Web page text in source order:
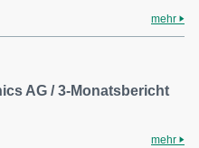
mehr
AG / 3-Monatsbericht
mehr